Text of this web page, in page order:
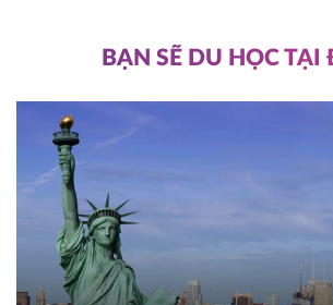
BẠN SẼ DU HỌC TẠI